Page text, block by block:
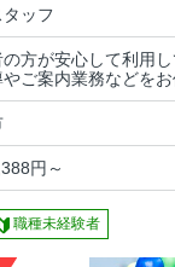
ッフ
方が安心して利用
ご案内業務などをお
円～
職種未経験者